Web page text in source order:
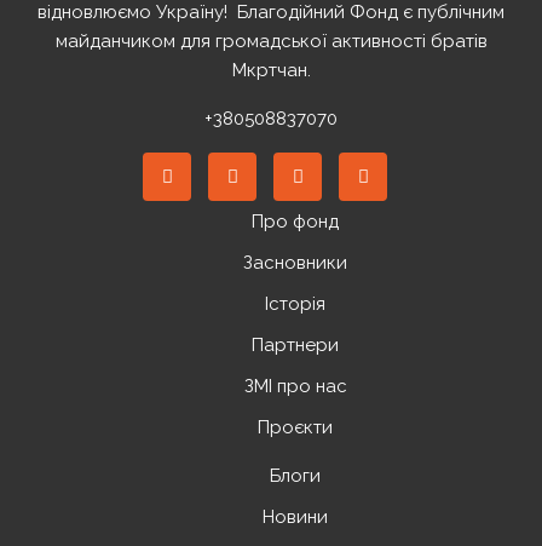
відновлюємо Україну! ️ Благодійний Фонд є публічним
майданчиком для громадської активності братів
Мкртчан.
+380508837070
Про фонд
Засновники
Історія
Партнери
ЗМІ про нас
Проєкти
Блоги
Новини